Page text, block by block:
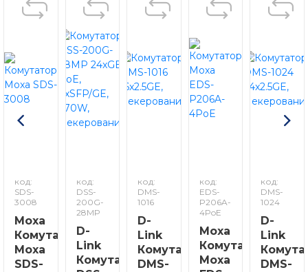
код:
SDS-
3008
Moxa
Комутатор
Moxa
SDS-
код:
DSS-
200G-
28MP
D-
Link
Комутатор
код:
DMS-
1016
D-
Link
Комутатор
DMS-
код:
EDS-
P206A-
4PoE
Moxa
Комутатор
Moxa
код:
DMS-
1024
D-
Link
DMS-